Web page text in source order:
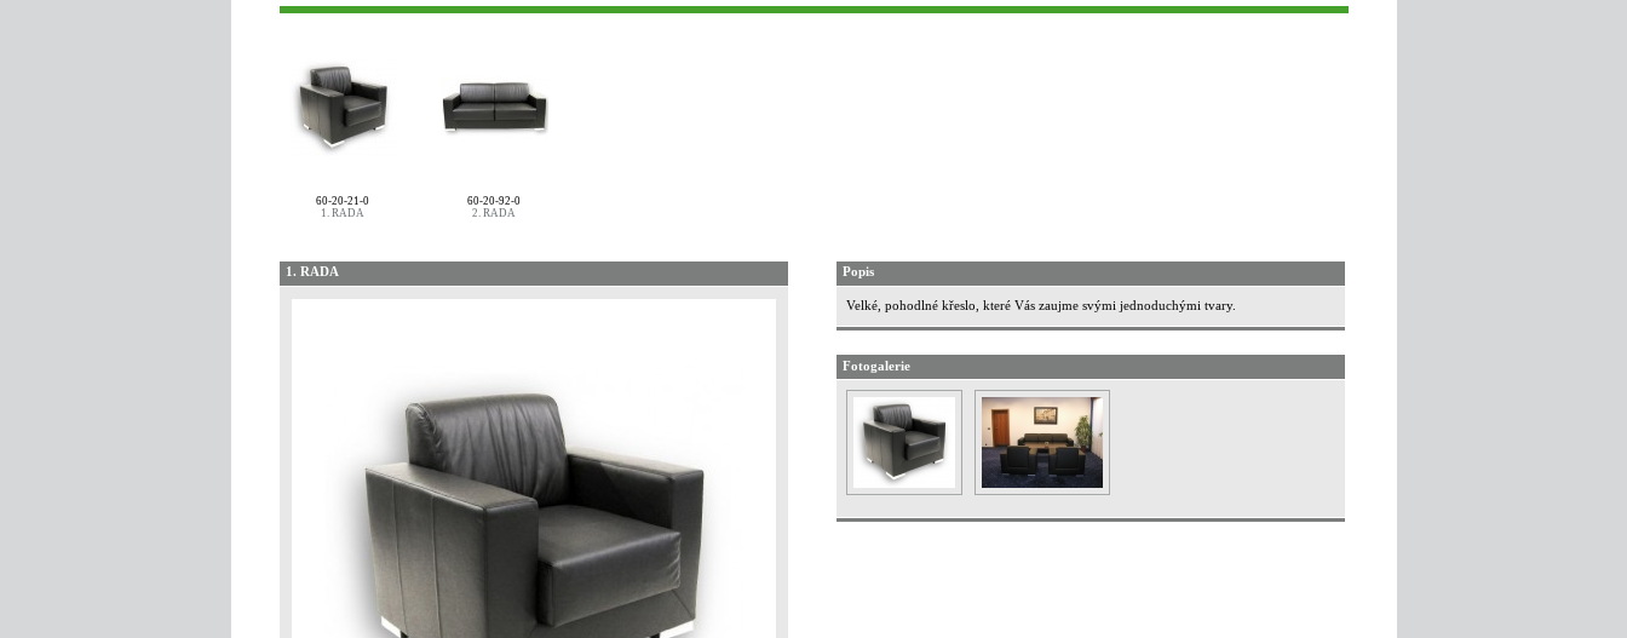
60-20-21-0
1. RADA
60-20-92-0
2. RADA
1. RADA Popis
Velké, pohodlné křeslo, které Vás zaujme svými jednoduchými tvary.
Fotogalerie